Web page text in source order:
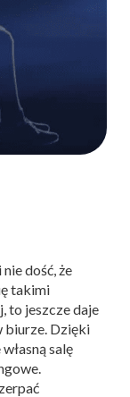
dość, że
takimi
to jeszcze daje
biurze. Dzięki
salę